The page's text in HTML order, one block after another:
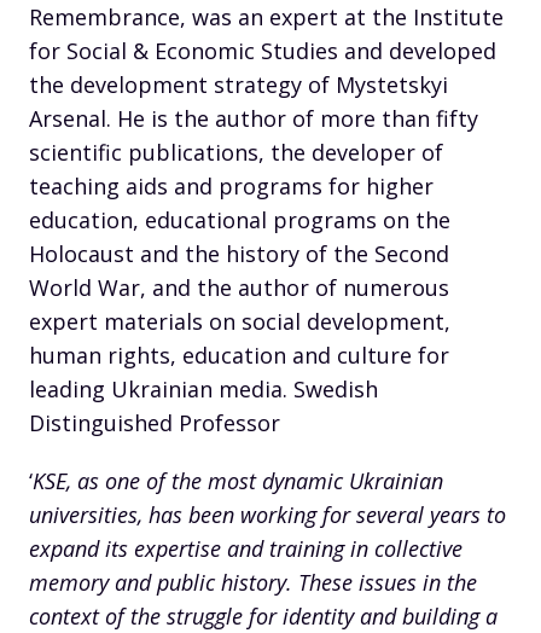
Remembrance, was an expert at the Institute
for Social & Economic Studies and developed
the development strategy of Mystetskyi
Arsenal. He is the author of more than fifty
scientific publications, the developer of
teaching aids and programs for higher
education, educational programs on the
Holocaust and the history of the Second
World War, and the author of numerous
expert materials on social development,
human rights, education and culture for
leading Ukrainian media. Swedish
Distinguished Professor
‘KSE, as one of the most dynamic Ukrainian
universities, has been working for several years to
expand its expertise and training in collective
memory and public history. These issues in the
context of the struggle for identity and building a